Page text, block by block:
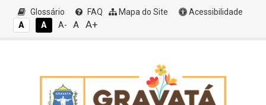
Glossário FAQ Mapa do Site
Acessibilidade
A
A A- A A+